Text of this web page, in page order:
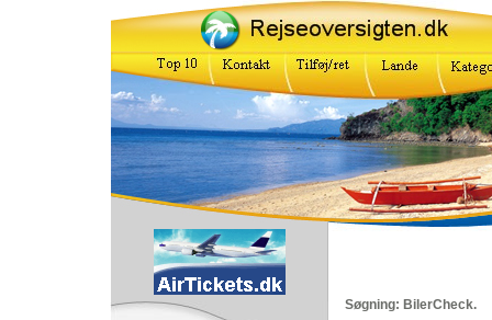
Søgning: BilerCheck.